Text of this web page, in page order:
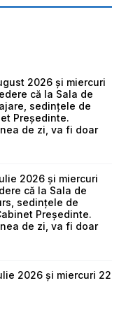
2026 și miercuri
că la Sala de
sedințele de
Președinte.
de zi, va fi doar
2026 și miercuri
că la Sala de
sedințele de
Președinte.
de zi, va fi doar
2026 și miercuri 22